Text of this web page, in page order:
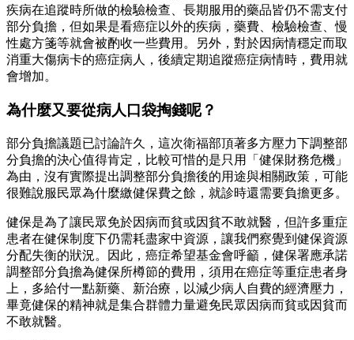
疾病在追蹤時所做的檢驗檢查、長期服用的藥品皆仍不需支付
部分負擔，但如果是看癌症以外的疾病，藥費、檢驗檢查、慢
性處方箋等就會被酌收一些費用。另外，對於因病情穩定而取
消重大傷病卡的癌症病人，後續定期追蹤癌症病情時，費用就
會增加。
為什麼又要從病人口袋掏錢呢？
部分負擔議題已討論許久，這次衛福部頂著多方壓力下調整部
分負擔的決心值得肯定，比較可惜的是只用「健保財務危機」
為由，沒有實際提出調整部分負擔後的用途與相關政策，可能
很難說服民眾為什麼繳健保費之餘，就診時還需要負擔更多。
健保是為了讓民眾免於因病而貧或因貧不敢就醫，但許多重症
患者在健保制度下仍需耗盡家中資源，讓我們察覺到健保資源
分配失衡的狀況。因此，癌症希望基金會呼籲，健保署應承諾
調整部分負擔為健保所樽節的費用，須用在癌症等重症患者身
上，多給付一點新藥、新治療，以減少病人自費的經濟壓力，
畢竟健保的精神就是集合群體力量避免民眾因病而貧或因貧而
不敢就醫。